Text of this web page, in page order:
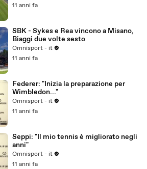
11 anni fa
SBK - Sykes e Rea vincono a Misano,
Biaggi due volte sesto
Omnisport - it
11 anni fa
Federer: "Inizia la preparazione per
Wimbledon..."
Omnisport - it
11 anni fa
Seppi: "Il mio tennis è migliorato negli
anni"
Omnisport - it
11 anni fa